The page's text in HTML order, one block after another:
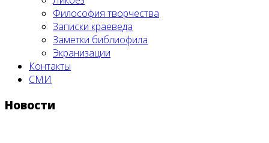
Философия творчества
Записки краеведа
Заметки библиофила
Экранизации
Контакты
СМИ
Новости